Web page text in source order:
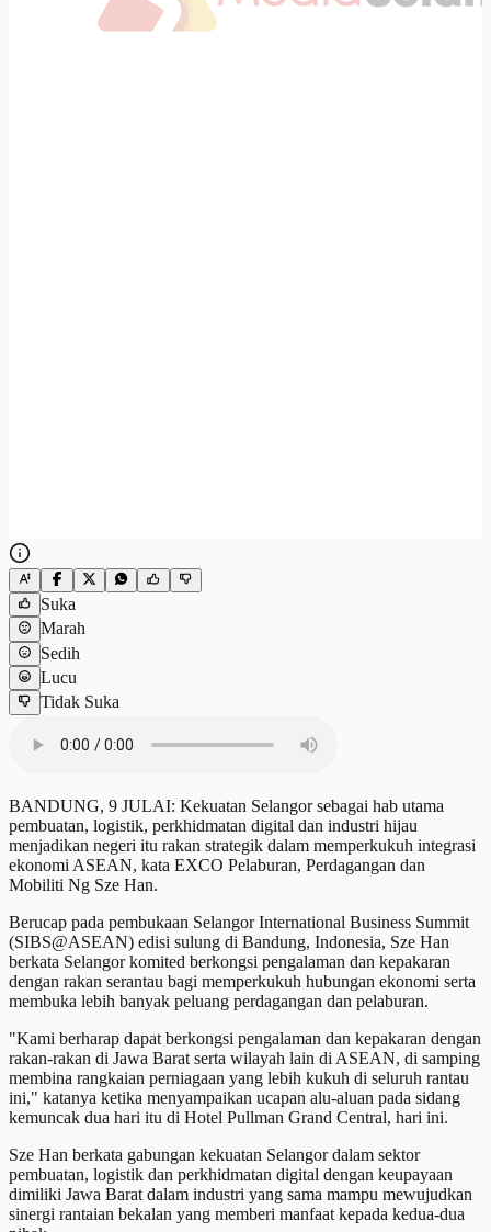
Suka
Marah
Sedih
Lucu
Tidak Suka
BANDUNG, 9 JULAI: Kekuatan Selangor sebagai hab utama
pembuatan, logistik, perkhidmatan digital dan industri hijau
menjadikan negeri itu rakan strategik dalam memperkukuh integrasi
ekonomi ASEAN, kata EXCO Pelaburan, Perdagangan dan
Mobiliti Ng Sze Han.
Berucap pada pembukaan Selangor International Business Summit
(SIBS@ASEAN) edisi sulung di Bandung, Indonesia, Sze Han
berkata Selangor komited berkongsi pengalaman dan kepakaran
dengan rakan serantau bagi memperkukuh hubungan ekonomi serta
membuka lebih banyak peluang perdagangan dan pelaburan.
"Kami berharap dapat berkongsi pengalaman dan kepakaran dengan
rakan-rakan di Jawa Barat serta wilayah lain di ASEAN, di samping
membina rangkaian perniagaan yang lebih kukuh di seluruh rantau
ini," katanya ketika menyampaikan ucapan alu-aluan pada sidang
kemuncak dua hari itu di Hotel Pullman Grand Central, hari ini.
Sze Han berkata gabungan kekuatan Selangor dalam sektor
pembuatan, logistik dan perkhidmatan digital dengan keupayaan
dimiliki Jawa Barat dalam industri yang sama mampu mewujudkan
sinergi rantaian bekalan yang memberi manfaat kepada kedua-dua